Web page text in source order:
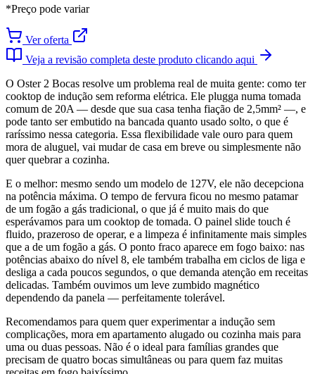
*Preço pode variar
Ver oferta
Veja a revisão completa deste produto clicando aqui
O Oster 2 Bocas resolve um problema real de muita gente: como ter
cooktop de indução sem reforma elétrica. Ele plugga numa tomada
comum de 20A — desde que sua casa tenha fiação de 2,5mm² —, e
pode tanto ser embutido na bancada quanto usado solto, o que é
raríssimo nessa categoria. Essa flexibilidade vale ouro para quem
mora de aluguel, vai mudar de casa em breve ou simplesmente não
quer quebrar a cozinha.
E o melhor: mesmo sendo um modelo de 127V, ele não decepciona
na potência máxima. O tempo de fervura ficou no mesmo patamar
de um fogão a gás tradicional, o que já é muito mais do que
esperávamos para um cooktop de tomada. O painel slide touch é
fluido, prazeroso de operar, e a limpeza é infinitamente mais simples
que a de um fogão a gás. O ponto fraco aparece em fogo baixo: nas
potências abaixo do nível 8, ele também trabalha em ciclos de liga e
desliga a cada poucos segundos, o que demanda atenção em receitas
delicadas. Também ouvimos um leve zumbido magnético
dependendo da panela — perfeitamente tolerável.
Recomendamos para quem quer experimentar a indução sem
complicações, mora em apartamento alugado ou cozinha mais para
uma ou duas pessoas. Não é o ideal para famílias grandes que
precisam de quatro bocas simultâneas ou para quem faz muitas